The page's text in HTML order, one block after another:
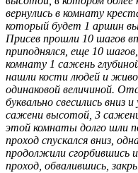
вернулись в комнату
который будет 1 аршин
Присев прошли 10 шагов
приподнялся, еще 10
комнату 1 сажень
нашли кости людей и
одинаковой величиной.
буквально свесились вниз
сажени высотой, 3
этой комнаты долго шли
проход спускался вниз,
продолжили сгорбившись
проход, обвалившись,